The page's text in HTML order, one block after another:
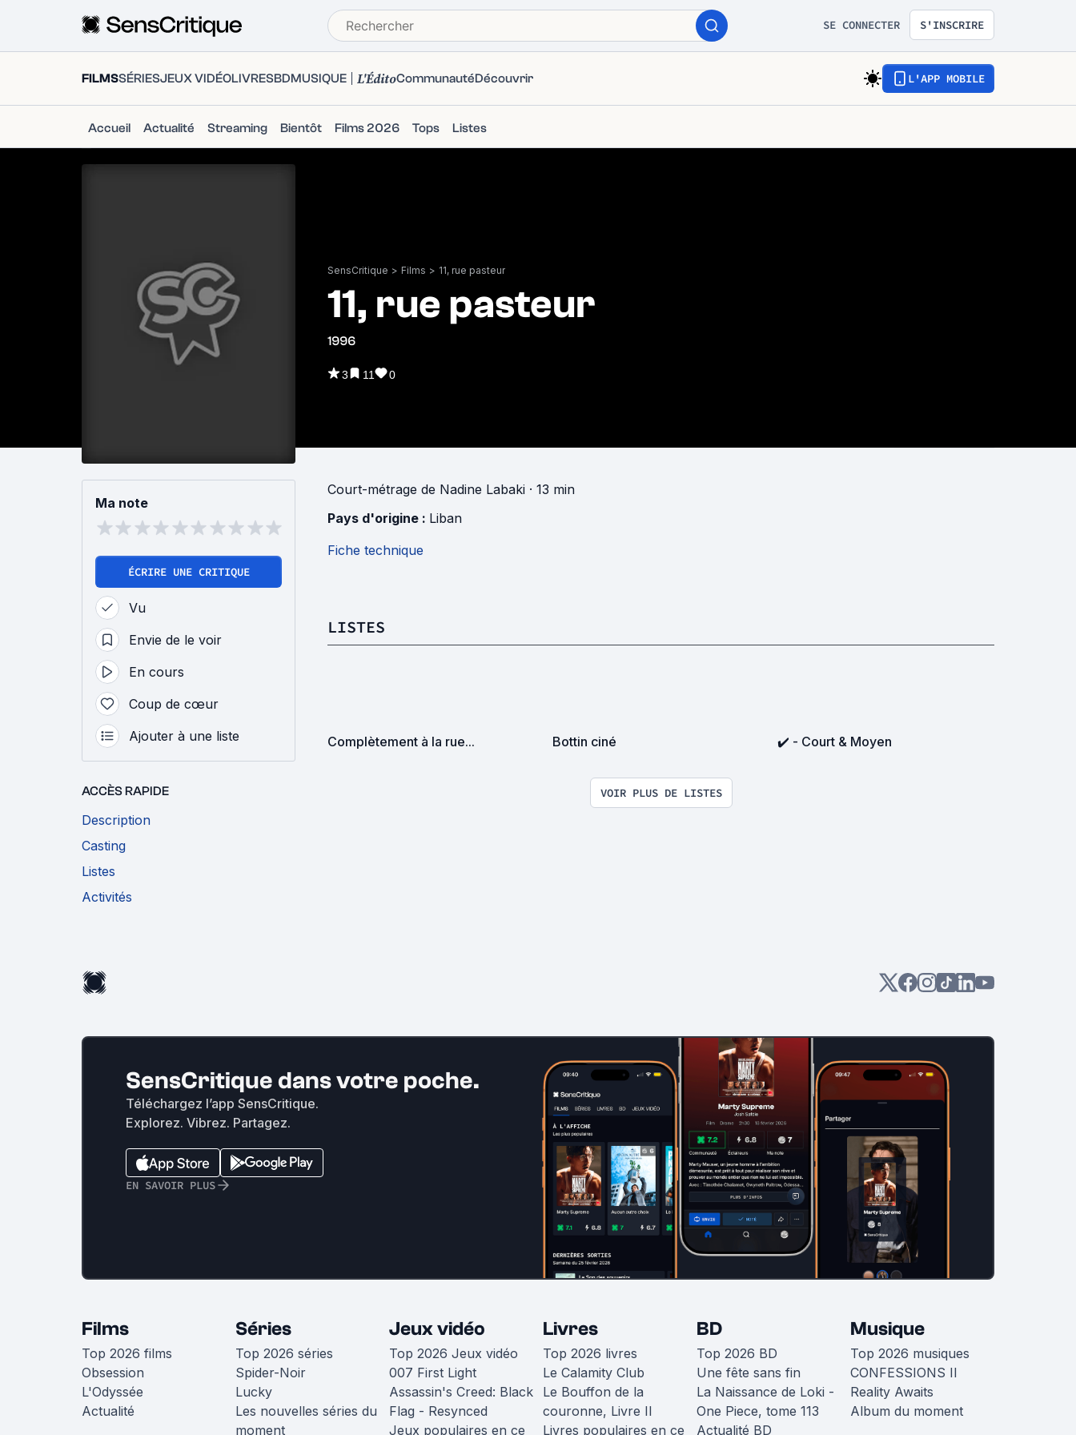
SE CONNECTER S'INSCRIRE
FILMSSÉRIESJEUX VIDÉOLIVRESBDMUSIQUE L'ÉditoCommunautéDécouvrir L'APP MOBILE
Accueil Actualité Streaming Bientôt Films 2026 Tops Listes
SensCritique > Films > 11, rue pasteur
11, rue pasteur
1996
3 11 0
Ma note
ÉCRIRE UNE CRITIQUE
Vu
Envie de le voir
En cours
Coup de cœur
Ajouter à une liste
ACCÈS RAPIDE
Description
Casting
Listes
Activités
Court-métrage de Nadine Labaki · 13 min
Pays d'origine : Liban
Fiche technique
LISTES
Complètement à la rue... Bottin ciné ✔️ - Court & Moyen
VOIR PLUS DE LISTES
SensCritique dans votre poche.
Téléchargez l’app SensCritique.
Explorez. Vibrez. Partagez.
EN SAVOIR PLUS
Films
Top 2026 films
Obsession
L'Odyssée
Actualité
Séries
Top 2026 séries
Spider-Noir
Lucky
Les nouvelles séries du
moment
Jeux vidéo
Top 2026 Jeux vidéo
007 First Light
Assassin's Creed: Black
Flag - Resynced
Jeux populaires en ce
Livres
Top 2026 livres
Le Calamity Club
Le Bouffon de la
couronne, Livre II
Livres populaires en ce
BD
Top 2026 BD
Une fête sans fin
La Naissance de Loki -
One Piece, tome 113
Actualité BD
Musique
Top 2026 musiques
CONFESSIONS II
Reality Awaits
Album du moment